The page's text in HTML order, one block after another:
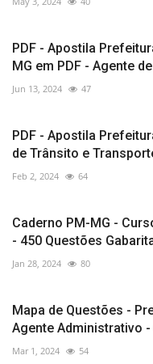
PDF - Apostila
MG em PDF - Agente
Jun 13, 2024 47
PDF - Apostila
de Trânsito e
Feb 2, 2024 64
Caderno PM-MG -
- 450 Questões
Jan 28, 2024 80
Mapa de Questões -
Agente Administrativo
Mar 1, 2024 54